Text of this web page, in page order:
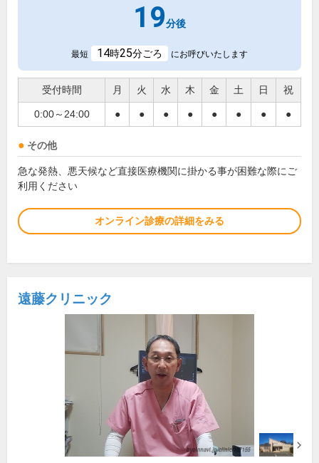
19分後
最短 14時25分ごろ にお呼びいたします
受付時間 月 火 水 木 金 土 日 祝
0:00～24:00 ● ● ● ● ● ● ● ●
その他
急な発熱、悪天候など直接医療機関に掛かる事が困難な際にご
利用ください
オンライン診療の詳細をみる
遠藤クリニック